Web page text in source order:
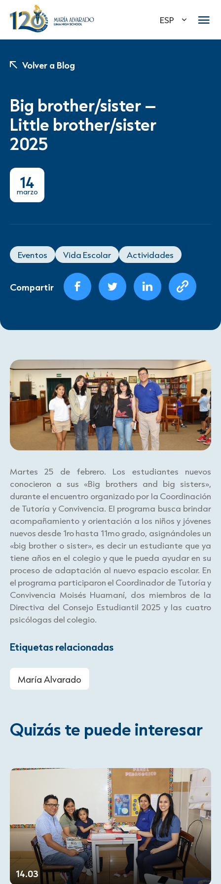
ESP
Volver a Blog
Big brother/sister –
Little brother/sister
2025
14
marzo
Eventos Vida Escolar Actividades
Compartir
Martes 25 de febrero. Los estudiantes nuevos
conocieron a sus «Big brothers and big sisters»,
durante el encuentro organizado por la Coordinación
de Tutoría y Convivencia. El programa busca brindar
acompañamiento y orientación a los niños y jóvenes
nuevos desde 1ro hasta 11mo grado, asignándoles un
«big brother o sister», es decir un estudiante que ya
tiene años en el colegio y que le pueda ayudar en su
proceso de adaptación al nuevo espacio escolar. En
el programa participaron el Coordinador de Tutoría y
Convivencia Moisés Huamaní, dos miembros de la
Directiva del Consejo Estudiantil 2025 y las cuatro
psicólogas del colegio.
Etiquetas relacionadas
María Alvarado
Quizás te puede interesar
14.03